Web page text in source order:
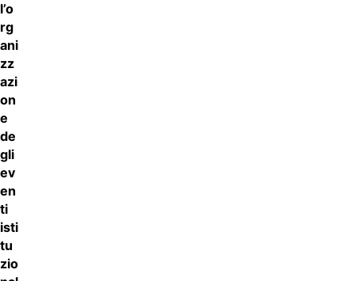
l’o
rg
ani
zz
azi
on
e
de
gli
ev
en
ti
isti
tu
zio